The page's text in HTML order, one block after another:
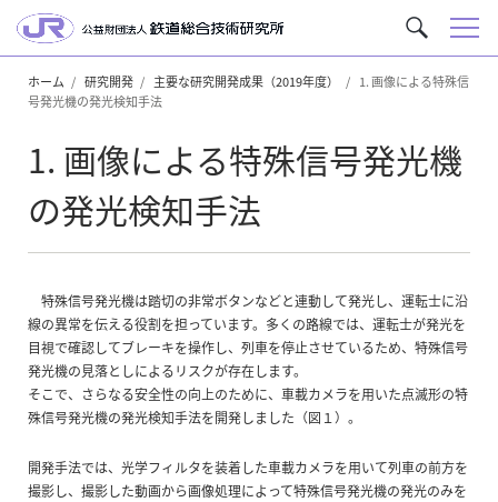
サ
イ
ト
を
検
メ
ホーム 研究開発 主要な研究開発成果（2019年度）
1. 画像による特殊信
号発光機の発光検知手法
1. 画像による特殊信号発光機
の発光検知手法
特殊信号発光機は踏切の非常ボタンなどと連動して発光し、運転士に沿
線の異常を伝える役割を担っています。多くの路線では、運転士が発光を
目視で確認してブレーキを操作し、列車を停止させているため、特殊信号
発光機の見落としによるリスクが存在します。
そこで、さらなる安全性の向上のために、車載カメラを用いた点滅形の特
殊信号発光機の発光検知手法を開発しました（図１）。
開発手法では、光学フィルタを装着した車載カメラを用いて列車の前方を
撮影し、撮影した動画から画像処理によって特殊信号発光機の発光のみを